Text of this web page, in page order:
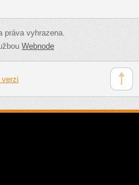
práva vyhrazena.
Webnode